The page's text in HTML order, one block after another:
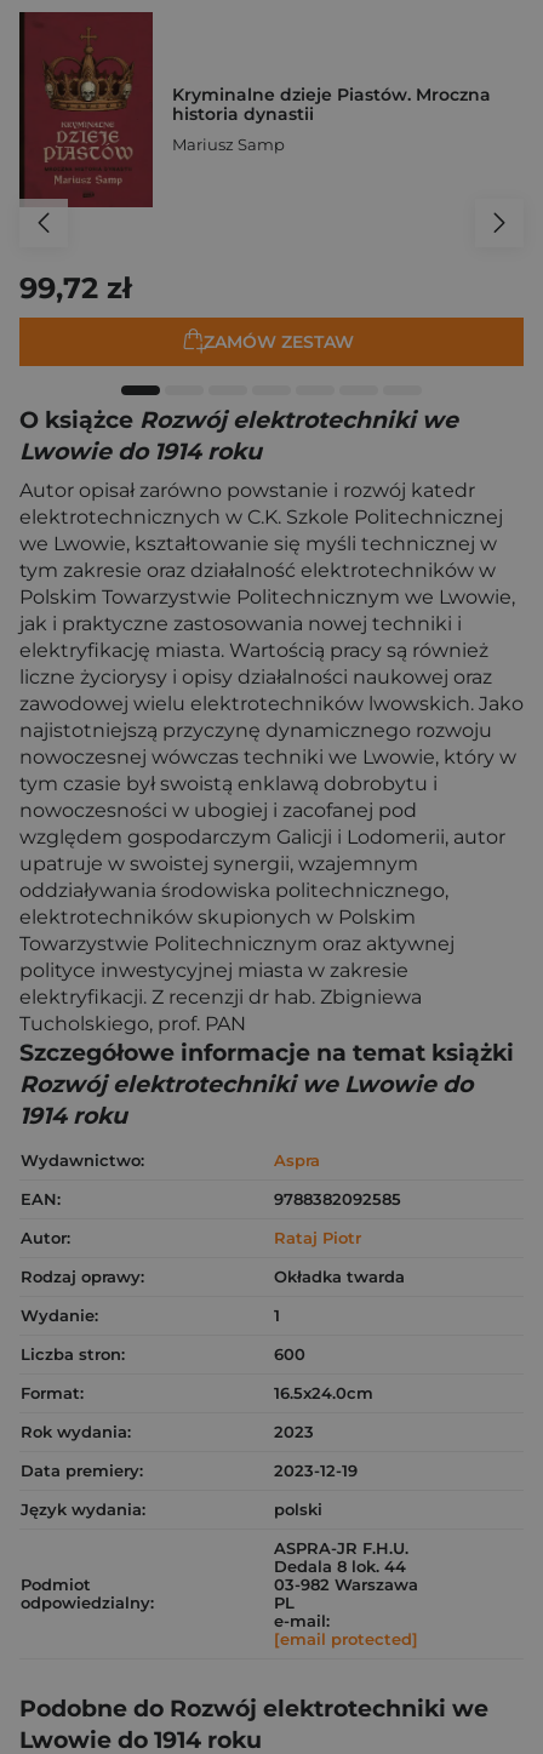
Kryminalne dzieje Piastów. Mroczna
historia dynastii
Mariusz Samp
99,72 zł
ZAMÓW ZESTAW
O książce Rozwój elektrotechniki we
Lwowie do 1914 roku
Autor opisał zarówno powstanie i rozwój katedr
elektrotechnicznych w C.K. Szkole Politechnicznej
we Lwowie, kształtowanie się myśli technicznej w
tym zakresie oraz działalność elektrotechników w
Polskim Towarzystwie Politechnicznym we Lwowie,
jak i praktyczne zastosowania nowej techniki i
elektryfikację miasta. Wartością pracy są również
liczne życiorysy i opisy działalności naukowej oraz
zawodowej wielu elektrotechników lwowskich. Jako
najistotniejszą przyczynę dynamicznego rozwoju
nowoczesnej wówczas techniki we Lwowie, który w
tym czasie był swoistą enklawą dobrobytu i
nowoczesności w ubogiej i zacofanej pod
względem gospodarczym Galicji i Lodomerii, autor
upatruje w swoistej synergii, wzajemnym
oddziaływania środowiska politechnicznego,
elektrotechników skupionych w Polskim
Towarzystwie Politechnicznym oraz aktywnej
polityce inwestycyjnej miasta w zakresie
elektryfikacji. Z recenzji dr hab. Zbigniewa
Tucholskiego, prof. PAN
Szczegółowe informacje na temat książki
Rozwój elektrotechniki we Lwowie do
1914 roku
Wydawnictwo:
Aspra
EAN:
9788382092585
Autor:
Rataj Piotr
Rodzaj oprawy:
Okładka twarda
Wydanie:
1
Liczba stron:
600
Format:
16.5x24.0cm
Rok wydania:
2023
Data premiery:
2023-12-19
Język wydania:
polski
Podmiot
odpowiedzialny:
ASPRA-JR F.H.U.
Dedala 8 lok. 44
03-982 Warszawa
PL
e-mail:
[email protected]
Podobne do Rozwój elektrotechniki we
Lwowie do 1914 roku